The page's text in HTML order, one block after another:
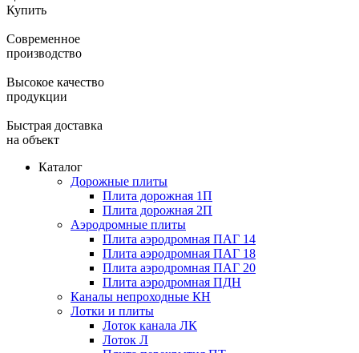
Купить
Современное
производство
Высокое качество
продукции
Быстрая доставка
на объект
Каталог
Дорожные плиты
Плита дорожная 1П
Плита дорожная 2П
Аэродромные плиты
Плита аэродромная ПАГ 14
Плита аэродромная ПАГ 18
Плита аэродромная ПАГ 20
Плита аэродромная ПДН
Каналы непроходные КН
Лотки и плиты
Лоток канала ЛК
Лоток Л